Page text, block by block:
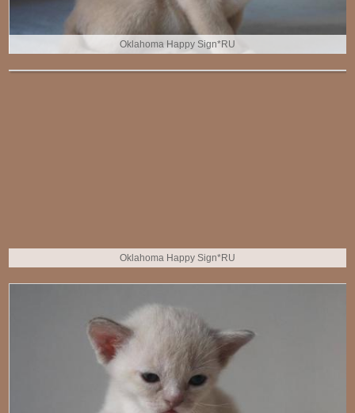
Oklahoma Happy Sign*RU
Oklahoma Happy Sign*RU